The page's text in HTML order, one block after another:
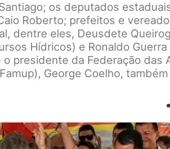
os deputados
Roberto; prefeitos e
dentre eles, Deusdete
Hídricos) e Ronaldo
presidente da Federação das
George Coelho,